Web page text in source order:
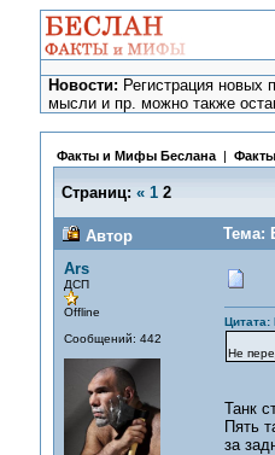
Новости: Регистрация новых
мысли и пр. можно также
Факты и Мифы Беслана|
Страниц: « 1 2
Автор
Тема:
Ars
ДСП
Offline
Сообщений: 442
Цитата:
Не
Танк
Пять
за